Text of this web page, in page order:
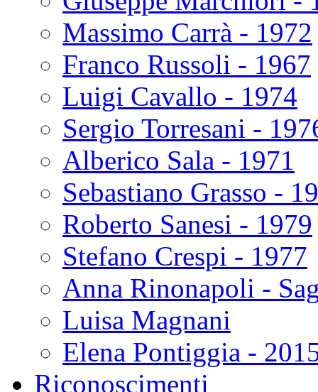
Massimo Carrà - 1972
Franco Russoli - 1967
Luigi Cavallo - 1974
Sergio Torresani -
Alberico Sala - 1971
Sebastiano Grasso -
Roberto Sanesi - 1979
Stefano Crespi - 1977
Anna Rinonapoli -
Luisa Magnani
Elena Pontiggia -
Riconoscimenti